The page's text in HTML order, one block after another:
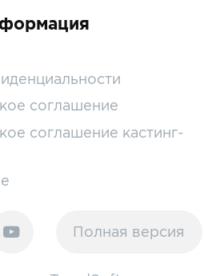
соглашение
соглашение кастинг-
Полная версия